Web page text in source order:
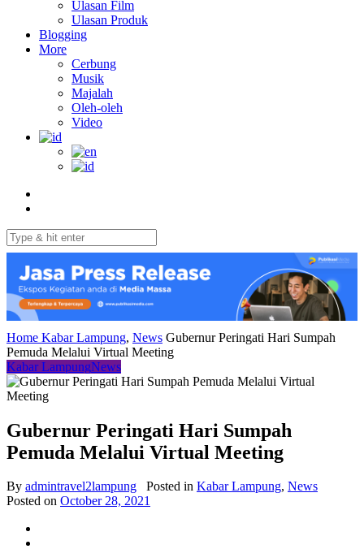
Ulasan Film
Ulasan Produk
Blogging
More
Cerbung
Musik
Majalah
Oleh-oleh
Video
Home Kabar Lampung, News Gubernur Peringati Hari Sumpah
Pemuda Melalui Virtual Meeting
Kabar LampungNews
Gubernur Peringati Hari Sumpah
Pemuda Melalui Virtual Meeting
By admintravel2lampung Posted in Kabar Lampung, News
Posted on October 28, 2021